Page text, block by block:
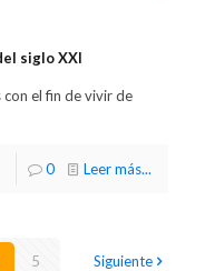
siglo XXI
el fin de vivir de
0 Leer más...
5 Siguiente